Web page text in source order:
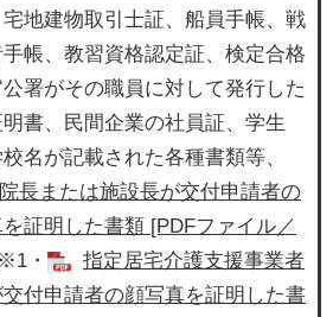
地建物取引士証、船員手帳、戦
帳、教習資格認定証、検定合格
署がその職員に対して発行した
書、民間企業の社員証、学生
名が記載された各種書類等、
長または施設長が交付申請者の
証明した書類 [PDFファイル／
※1・​
指定居宅介護支援事業者
付申請者の顔写真を証明した書